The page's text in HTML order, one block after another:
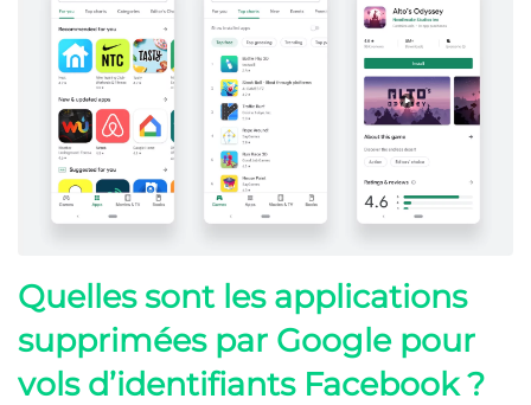
Quelles sont les applications
supprimées par Google pour
vols d’identifiants Facebook ?